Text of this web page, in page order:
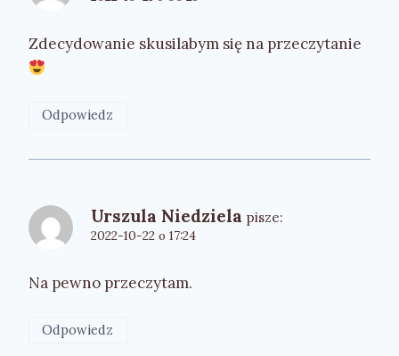
Zdecydowanie skusilabym się na przeczytanie
Odpowiedz
Urszula Niedziela pisze:
2022-10-22 o 17:24
Na pewno przeczytam.
Odpowiedz